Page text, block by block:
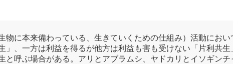
物に本来備わっている、生きていくための仕組み）活動にお
」、一方は利益を得るが他方は利益も害も受けない「片利共
と呼ぶ場合がある。アリとアブラムシ、ヤドカリとイソギン